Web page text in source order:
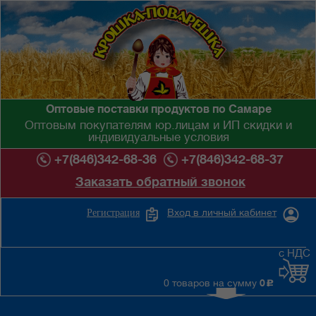
Оптовые поставки продуктов по Самаре
Оптовым покупателям юр.лицам и ИП скидки и
индивидуальные условия
+7(846)342-68-36
+7(846)342-68-37
Заказать обратный звонок
Вход в личный кабинет
Регистрация
0 товаров на сумму 0 c
с НДС